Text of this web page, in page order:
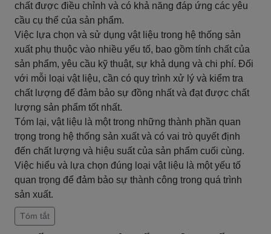
chất được điều chỉnh và có khả năng đáp ứng các yêu
cầu cụ thể của sản phẩm.
Việc lựa chọn và sử dụng vật liệu trong hệ thống sản
xuất phụ thuộc vào nhiều yếu tố, bao gồm tính chất của
sản phẩm, yêu cầu kỹ thuật, sự khả dụng và chi phí. Đối
với mỗi loại vật liệu, cần có quy trình xử lý và kiểm tra
chất lượng để đảm bảo sự đồng nhất và đạt được chất
lượng sản phẩm tốt nhất.
Tóm lại, vật liệu là một trong những thành phần quan
trọng trong hệ thống sản xuất và có vai trò quyết định
đến chất lượng và hiệu suất của sản phẩm cuối cùng.
Việc hiểu và lựa chọn đúng loại vật liệu là một yếu tố
quan trọng để đảm bảo sự thành công trong quá trình
sản xuất.
Tóm tắt